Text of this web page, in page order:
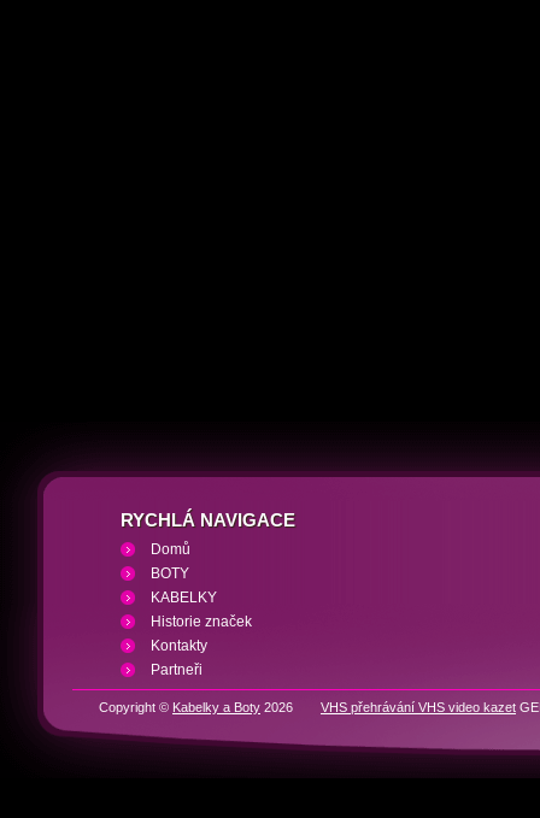
RYCHLÁ NAVIGACE
Domů
BOTY
KABELKY
Historie značek
Kontakty
Partneři
Copyright © Kabelky a Boty 2026 VHS přehrávání VHS video kazet